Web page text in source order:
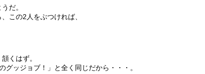
だ。
この2人をぶつければ、
くはず。
ッジョブ！」と全く同じだから・・・。